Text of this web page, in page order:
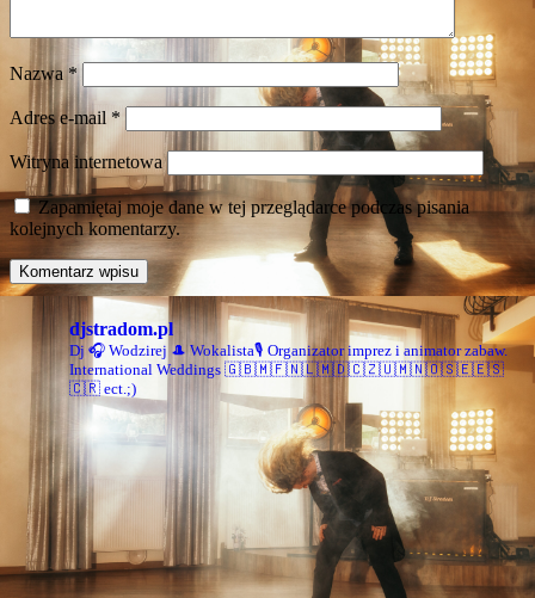
Nazwa *
Adres e-mail *
Witryna internetowa
Zapamiętaj moje dane w tej przeglądarce podczas pisania
kolejnych komentarzy.
djstradom.pl
Dj 🎧 Wodzirej 🎩 Wokalista🎙 Organizator imprez i animator zabaw.
International Weddings 🇬🇧🇲🇫🇳🇱🇲🇩🇨🇿🇺🇲🇳🇴🇸🇪🇪🇸
🇨🇷 ect.;)